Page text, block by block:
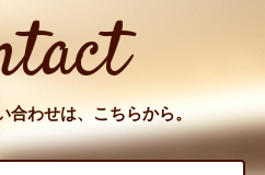
わせは、こちらから。